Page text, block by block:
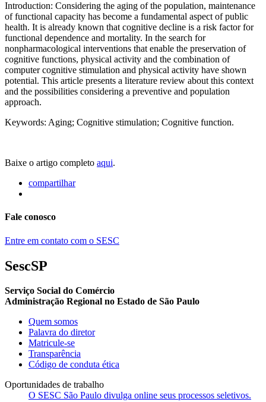
Introduction: Considering the aging of the population, maintenance
of functional capacity has become a fundamental aspect of public
health. It is already known that cognitive decline is a risk factor for
functional dependence and mortality. In the search for
nonpharmacological interventions that enable the preservation of
cognitive functions, physical activity and the combination of
computer cognitive stimulation and physical activity have shown
potential. This article presents a literature review about this context
and the possibilities considering a preventive and population
approach.
Keywords: Aging; Cognitive stimulation; Cognitive function.
Baixe o artigo completo aqui.
compartilhar
Fale conosco
Entre em contato com o SESC
SescSP
Serviço Social do Comércio
Administração Regional no Estado de São Paulo
Quem somos
Palavra do diretor
Matricule-se
Transparência
Código de conduta ética
Oportunidades de trabalho
O SESC São Paulo divulga online seus processos seletivos.